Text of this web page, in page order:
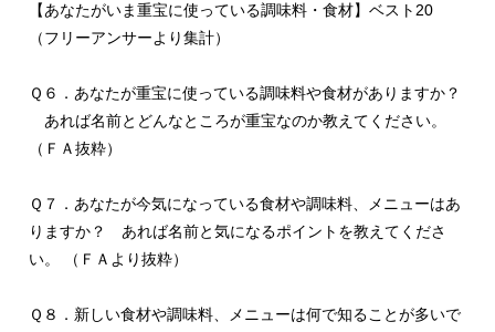
【あなたがいま重宝に使っている調味料・食材】ベスト20
（フリーアンサーより集計）
Ｑ６．あなたが重宝に使っている調味料や食材がありますか？
あれば名前とどんなところが重宝なのか教えてください。
（ＦＡ抜粋）
Ｑ７．あなたが今気になっている食材や調味料、メニューはあ
りますか？ あれば名前と気になるポイントを教えてくださ
い。 （ＦＡより抜粋）
Ｑ８．新しい食材や調味料、メニューは何で知ることが多いで